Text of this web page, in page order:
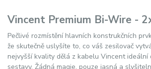
Vincent Premium Bi-Wire -
Pečlivé rozmístění hlavních konstrukčních
že skutečně uslyšíte to, co váš zesilovač
nejvyšší kvality dělá z kabelu Vincent ideální
sestavy. Žádná magie, pouze jasná a